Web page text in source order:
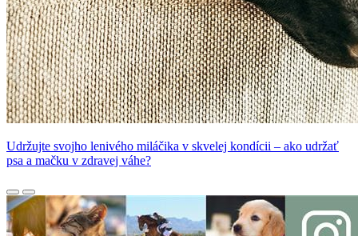
Udržujte svojho lenivého miláčika v skvelej kondícii – ako udržať
psa a mačku v zdravej váhe?